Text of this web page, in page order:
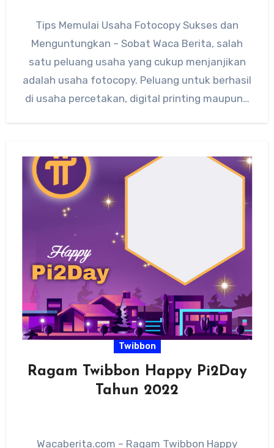
Tips Memulai Usaha Fotocopy Sukses dan
Menguntungkan – Sobat Waca Berita, salah
satu peluang usaha yang cukup menjanjikan
adalah usaha fotocopy. Peluang untuk berhasil
di usaha percetakan, digital printing maupun…
Twibbon
Ragam Twibbon Happy Pi2Day
Tahun 2022
Wacaberita.com – Ragam Twibbon Happy